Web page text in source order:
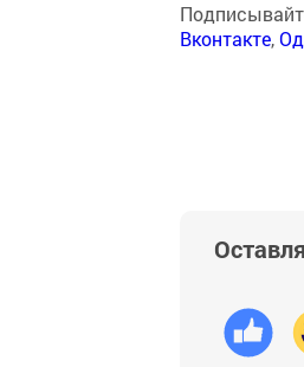
Вконтакте,